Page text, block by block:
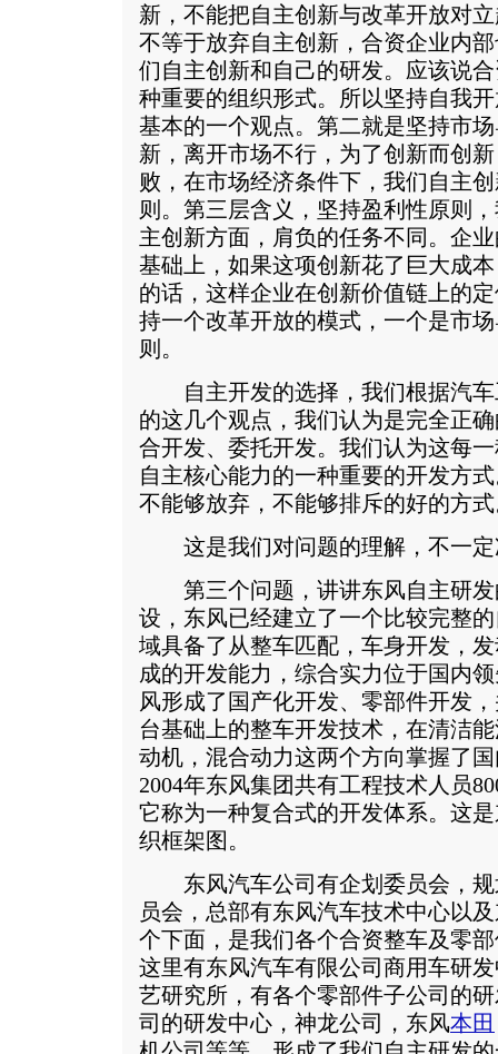
新，不能把自主创新与改革开放对
不等于放弃自主创新，合资企业内
们自主创新和自己的研发。应该说
种重要的组织形式。所以坚持自我
基本的一个观点。第二就是坚持市
新，离开市场不行，为了创新而创
败，在市场经济条件下，我们自主
则。第三层含义，坚持盈利性原则
主创新方面，肩负的任务不同。企
基础上，如果这项创新花了巨大成
的话，这样企业在创新价值链上的
持一个改革开放的模式，一个是市
则。
自主开发的选择，我们根据汽车
的这几个观点，我们认为是完全正
合开发、委托开发。我们认为这每
自主核心能力的一种重要的开发方
不能够放弃，不能够排斥的好的方
这是我们对问题的理解，不一定
第三个问题，讲讲东风自主研发
设，东风已经建立了一个比较完整
域具备了从整车匹配，车身开发，
成的开发能力，综合实力位于国内
风形成了国产化开发、零部件开发
台基础上的整车开发技术，在清洁
动机，混合动力这两个方向掌握了
2004年东风集团共有工程技术人员
它称为一种复合式的开发体系。这
织框架图。
东风汽车公司有企划委员会，规
员会，总部有东风汽车技术中心以
个下面，是我们各个合资整车及零
这里有东风汽车有限公司商用车研
艺研究所，有各个零部件子公司的
司的研发中心，神龙公司，东风本田